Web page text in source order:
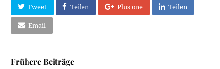
Tweet Teilen Plus one Teilen
Email
Frühere Beiträge